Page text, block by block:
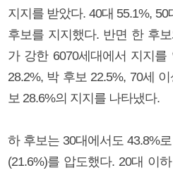
지지를 받았다. 40대 55.1%,
후보를 지지했다. 반면 한 후
가 강한 6070세대에서 지지를
28.2%, 박 후보 22.5%, 70세
보 28.6%의 지지를 나타냈다.
하 후보는 30대에서도 43.8%
(21.6%)를 압도했다. 20대 이